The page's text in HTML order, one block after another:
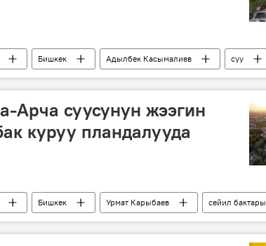
Бишкек Адылбек Касымалиев
суу
Арча суусунун жээгин
куруу пландалууда
Бишкек Урмат Карыбаев
сейил бактары